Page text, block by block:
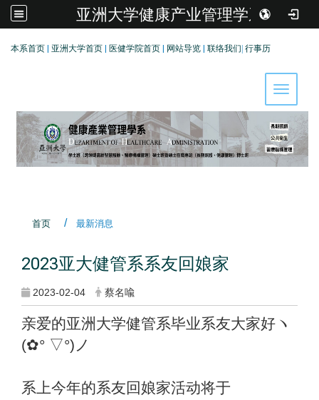
亚洲大学健康产业管理学系
本系首页 亚洲大学首页 医健学院首页 网站导览 联络我们 行事历
Toggle
首页 最新消息
2023亚大健管系系友回娘家
2023-02-04 蔡名喩
亲爱的亚洲大学健管系毕业系友大家好ヽ
(✿° ▽°)ノ
系上今年的系友回娘家活动将于